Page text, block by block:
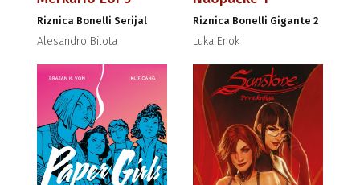
Riznica Bonelli Serijal
Alesandro Bilota
Riznica Bonelli Gigante 2
Luka Enok